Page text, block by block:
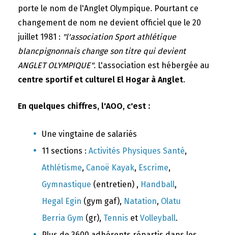
porte le nom de l'Anglet Olympique. Pourtant ce
changement de nom ne devient officiel que le 20
juillet 1981 : "l'association Sport athlétique
blancpignonnais change son titre qui devient
ANGLET OLYMPIQUE". L'association est hébergée au
centre sportif et culturel El Hogar à Anglet.
En quelques chiffres, l'AOO, c'est :
Une vingtaine de salariés
11 sections : Activités Physiques Santé,
Athlétisme, Canoë Kayak, Escrime,
Gymnastique (entretien) , Handball,
Hegal Egin (gym gaf), Natation, Olatu
Berria Gym (gr), Tennis et Volleyball.